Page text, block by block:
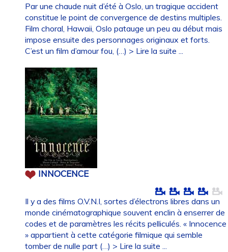
Par une chaude nuit d’été à Oslo, un tragique accident
constitue le point de convergence de destins multiples.
Film choral, Hawaii, Oslo patauge un peu au début mais
impose ensuite des personnages originaux et forts.
C’est un film d’amour fou, (…) > Lire la suite ...
INNOCENCE
Il y a des films O.V.N.I, sortes d’électrons libres dans un
monde cinématographique souvent enclin à enserrer de
codes et de paramètres les récits pelliculés. « Innocence
» appartient à cette catégorie filmique qui semble
tomber de nulle part (…) > Lire la suite ...